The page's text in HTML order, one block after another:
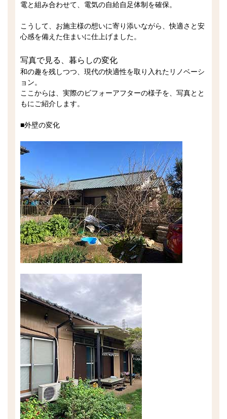
電と組み合わせて、電気の自給自足体制を確保。
こうして、お施主様の想いに寄り添いながら、快適さと安
心感を備えた住まいに仕上げました。
写真で見る、暮らしの変化
和の趣を残しつつ、現代の快適性を取り入れたリノベーシ
ョン。
ここからは、実際のビフォーアフターの様子を、写真とと
もにご紹介します。
■外壁の変化